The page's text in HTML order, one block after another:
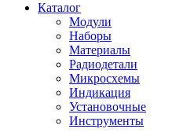
Каталог
Модули
Наборы
Материалы
Радиодетали
Микросхемы
Индикация
Установочные
Инструменты